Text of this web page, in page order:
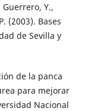
Y.,
(2003). Bases
de Sevilla y
de la panca
para mejorar
Nacional